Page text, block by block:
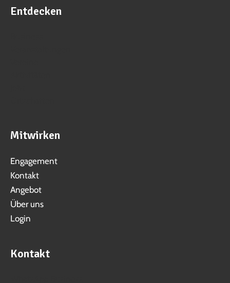
Entdecken
Mitwirken
Engagement
Kontakt
Angebot
Über uns
Login
Kontakt